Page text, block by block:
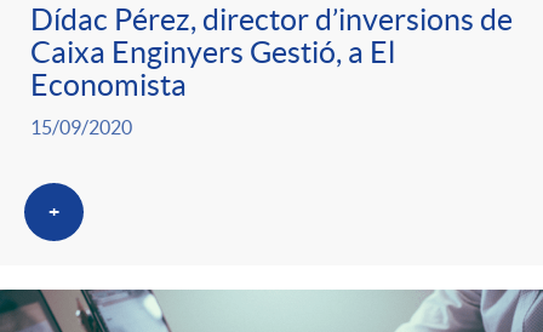
Dídac Pérez, director d’inversions de
Caixa Enginyers Gestió, a El
Economista
15/09/2020
+